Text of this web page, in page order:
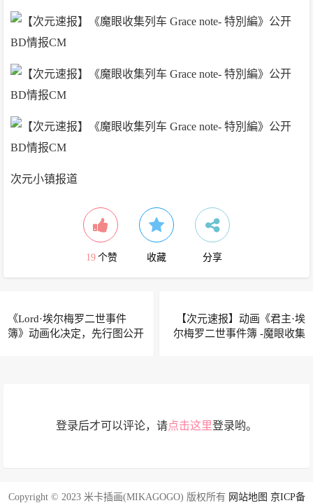
次元小镇报道
19 个赞 收藏 分享
《Lord·埃尔梅罗二世事件
簿》动画化决定，先行图公开
【次元速报】动画《君主·埃
尔梅罗二世事件簿 -魔眼收集
登录后才可以评论，请点击这里登录哟。
Copyright © 2023 米卡插画(MIKAGOGO) 版权所有 网站地图 京ICP备